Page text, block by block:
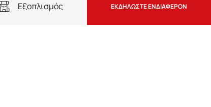
Εξοπλισμός ΕΚΔΗΛΩΣΤΕ ΕΝΔΙΑΦΕΡΟΝ